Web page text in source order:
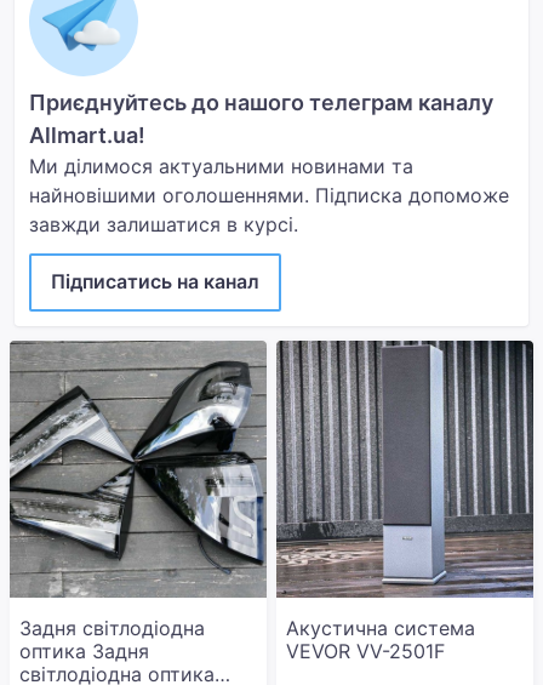
Задня світлодіодна
оптика Задня
світлодіодна оптика
Акустична система
VEVOR VV-2501F
Приєднуйтесь до нашого телеграм каналу
Allmart.ua!
Ми ділимося актуальними новинами та
найновішими оголошеннями. Підписка допоможе
завжди залишатися в курсі.
Підписатись на канал